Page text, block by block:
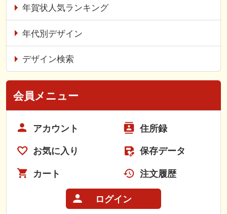
年賀状人気ランキング
年代別デザイン
デザイン検索
会員メニュー
アカウント 住所録
お気に入り 保存データ
カート 注文履歴
ログイン